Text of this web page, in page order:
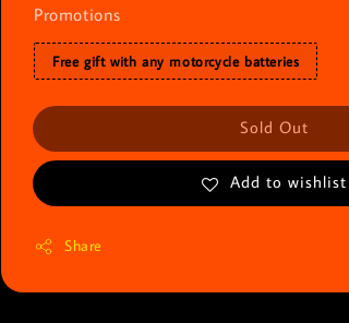
Promotions
Free gift with any motorcycle batteries
Sold Out
Add to wishlist
Share